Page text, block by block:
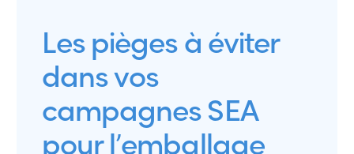
Les pièges à éviter
dans vos
campagnes SEA